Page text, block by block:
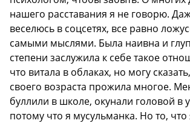
нашего расставания я не говорю.
веселюсь в соцсетях, все равно
самыми мыслями. Была наивна и
степени заслужила к себе такое
что витала в облаках, но могу
своего возраста прожила многое.
буллили в школе, окунали головой в
потому что я мусульманка. Но то,